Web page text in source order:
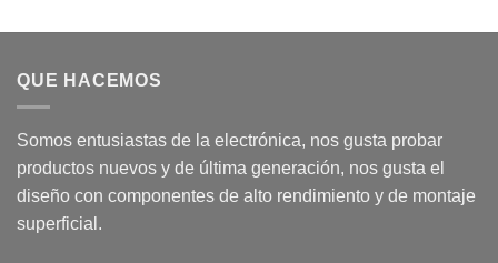
QUE HACEMOS
Somos entusiastas de la electrónica, nos gusta probar
productos nuevos y de última generación, nos gusta el
diseño con componentes de alto rendimiento y de montaje
superficial.